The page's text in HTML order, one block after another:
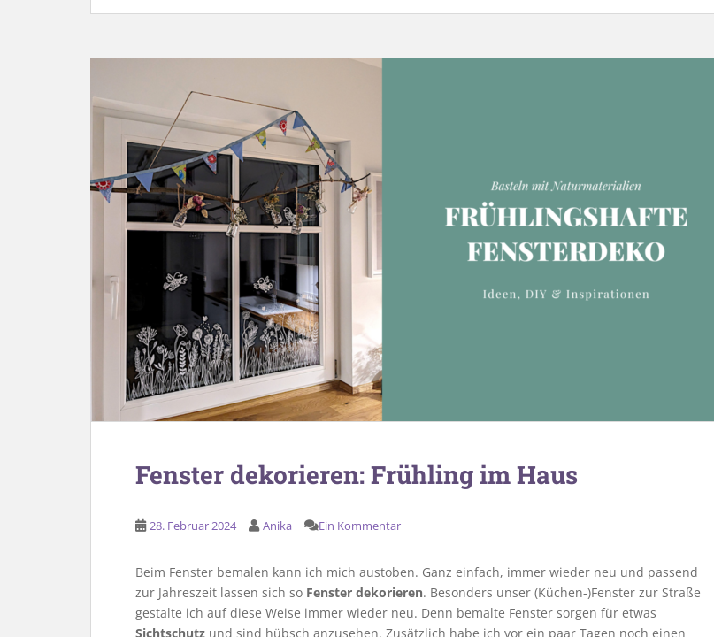
Fenster dekorieren: Frühling im Haus
28. Februar 2024 Anika Ein Kommentar
Beim Fenster bemalen kann ich mich austoben. Ganz einfach, immer wieder neu und passend
zur Jahreszeit lassen sich so Fenster dekorieren. Besonders unser (Küchen-)Fenster zur Straße
gestalte ich auf diese Weise immer wieder neu. Denn bemalte Fenster sorgen für etwas
Sichtschutz und sind hübsch anzusehen. Zusätzlich habe ich vor ein paar Tagen noch einen